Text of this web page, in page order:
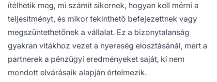
ítélhetik meg, mi számít sikernek, hogyan kell mérni a
teljesítményt, és mikor tekinthető befejezettnek vagy
megszüntethetőnek a vállalat. Ez a bizonytalanság
gyakran vitákhoz vezet a nyereség elosztásánál, mert a
partnerek a pénzügyi eredményeket saját, ki nem
mondott elvárásaik alapján értelmezik.